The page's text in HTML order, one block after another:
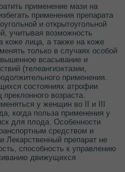
применение мази на
применения препарата
и открытоугольной
учитывая возможность
коже лица, а также на коже
только в случаях особой
всасывание и
(телеангиэктазии,
применения.
состояниях атрофии
возраста.
у женщин во II и III
когда польза применения у
для плода. Особенности
средством и
Лекарственный препарат не
способность к управлению
движущихся